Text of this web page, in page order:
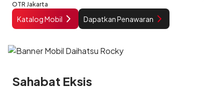
OTR Jakarta
Katalog Mobil Dapatkan Penawaran
Sahabat Eksis